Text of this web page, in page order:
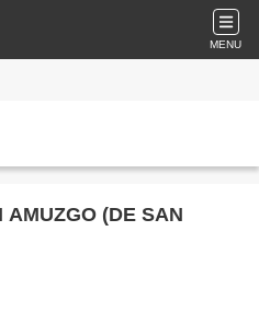
MENU
AMUZGO (DE SAN